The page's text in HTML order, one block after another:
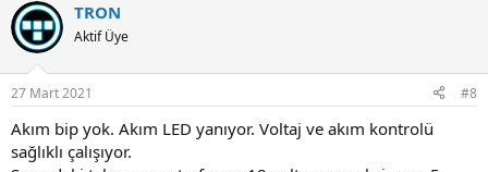
c
t
i
s
TRON
Aktif Üye
27 Mart 2021 #8
Akım bip yok. Akım LED yanıyor. Voltaj ve akım kontrolü
sağlıklı çalışıyor.